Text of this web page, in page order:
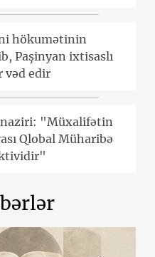
hökumətinin
Paşinyan ixtisaslı
vəd edir
naziri: "Müxalifətin
Qlobal Müharibə